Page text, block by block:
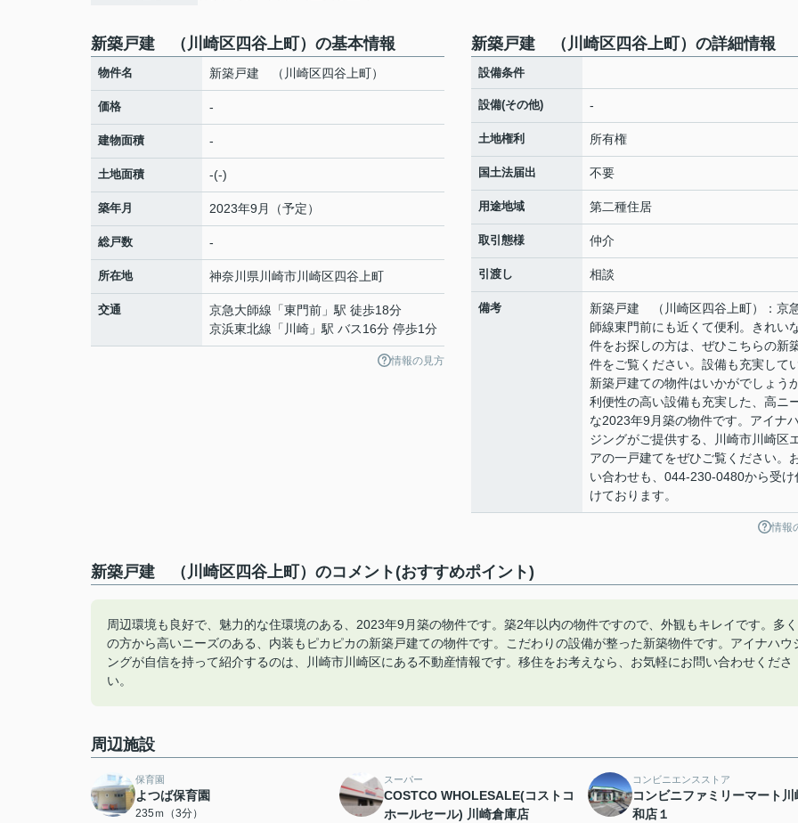
新築戸建 （川崎区四谷上町）の基本情報
物件名 新築戸建 （川崎区四谷上町）
価格 -
建物面積 -
土地面積 -(-)
築年月 2023年9月（予定）
総戸数 -
所在地 神奈川県 川崎市川崎区四谷上町
交通 京急大師線 「東門前 」駅 徒歩18分
京浜東北線 「 川崎 」駅 バス16分 停歩1分
情報の見方
新築戸建 （川崎区四谷上町）の詳細情報
設備条件
設備(その他) -
土地権利 所有権
国土法届出 不要
用途地域 第二種住居
取引態様 仲介
引渡し 相談
備考
新築戸建 （川崎区四谷上町）：京
師線東門前にも近くて便利。きれい
件をお探しの方は、ぜひこちらの新
件をご覧ください。設備も充実して
新築戸建ての物件はいかがでしょうか
利便性の高い設備も充実した、高ニ
な2023年9月築の物件です。アイナ
ジングがご提供する、川崎市川崎区
アの一戸建てをぜひご覧ください。
い合わせも、044-230-0480から受け
けております。
情報
新築戸建 （川崎区四谷上町）のコメント(おすすめポイント)
周辺環境も良好で、魅力的な住環境のある、2023年9月築の物件です。築2年以内の物件ですので、外観もキレイです。多く
の方から高いニーズのある、内装もピカピカの新築戸建ての物件です。こだわりの設備が整った新築物件です。アイナハウ
ングが自信を持って紹介するのは、川崎市川崎区にある不動産情報です。移住をお考えなら、お気軽にお問い合わせくださ
い。
周辺施設
保育園
よつば保育園
235ｍ（3分）
スーパー
COSTCO WHOLESALE(コストコ
ホールセール) 川崎倉庫店
コンビニエンスストア
コンビニファミリーマート川
和店１